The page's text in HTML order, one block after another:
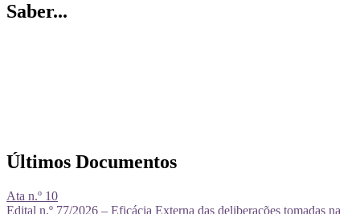
Saber...
Últimos Documentos
Ata n.º 10
Edital n.º 77/2026 – Eficácia Externa das deliberações tomadas na